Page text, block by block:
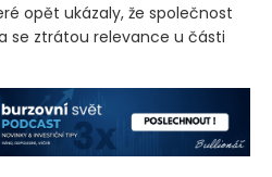
opět ukázaly, že společnost
se ztrátou relevance u části